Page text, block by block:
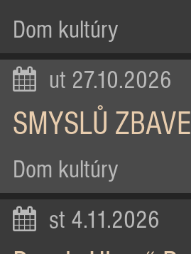
Dom kultúry
ut 27.10.2026
SMYSLŮ
Dom kultúry
st 4.11.2026